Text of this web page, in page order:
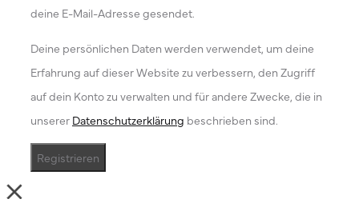
deine E-Mail-Adresse gesendet.
Deine persönlichen Daten werden verwendet, um deine
Erfahrung auf dieser Website zu verbessern, den Zugriff
auf dein Konto zu verwalten und für andere Zwecke, die in
unserer Datenschutzerklärung beschrieben sind.
Registrieren
Close